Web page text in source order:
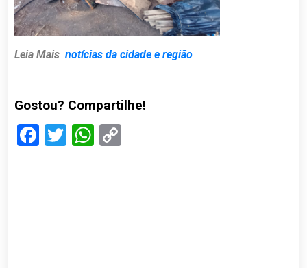
Leia Mais notícias da cidade e região
Gostou? Compartilhe!
Facebook
TwitterWhatsApp